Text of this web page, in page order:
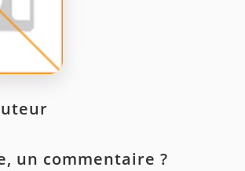
un commentaire ?